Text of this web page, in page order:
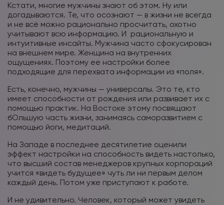
Кстати, многие мужчины знают об этом. Ну или
догадываются. Те, что осознают — в жизни не всегда
и не всё можно рационально просчитать, охотно
учитывают всю информацию. И рациональную и
интуитивные инсайты. Мужчина часто сфокусирован
на внешнем мире. Женщина на внутренних
ощущениях. Поэтому ее настройки более
подходящие для перехвата информации из «поля».
Есть, конечно, мужчины — универсалы. Это те, кто
имеет способности от рождения или развивает их с
помощью практик. На Востоке этому посвящают
бОльшую часть жизни, занимаясь саморазвитием с
помощью йоги, медитаций.
На Западе в последнее десятилетие оценили
эффект настройки на способность видеть настолько,
что высший состав менеджеров крупных корпораций
учится «видеть будущее» чуть ли ни первым делом
каждый день. Потом уже приступают к работе.
И не удивительно. Человек, который может увидеть